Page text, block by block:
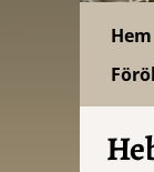
Hem